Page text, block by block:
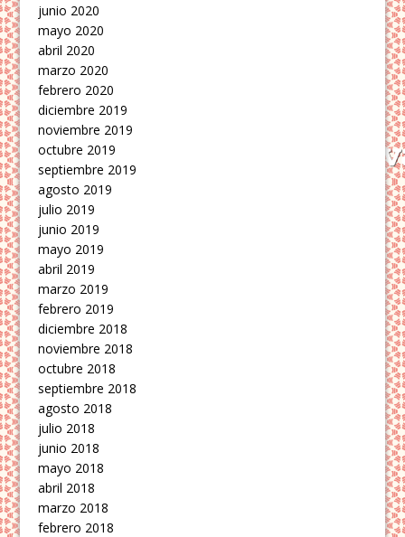
junio 2020
mayo 2020
abril 2020
marzo 2020
febrero 2020
diciembre 2019
noviembre 2019
octubre 2019
septiembre 2019
agosto 2019
julio 2019
junio 2019
mayo 2019
abril 2019
marzo 2019
febrero 2019
diciembre 2018
noviembre 2018
octubre 2018
septiembre 2018
agosto 2018
julio 2018
junio 2018
mayo 2018
abril 2018
marzo 2018
febrero 2018